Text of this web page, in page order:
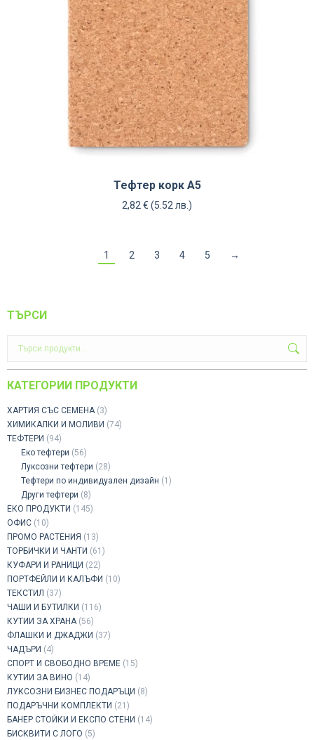
Тефтер корк А5
2,82 € (5.52 лв.)
1 2 3 4 5 →
ТЪРСИ
КАТЕГОРИИ ПРОДУКТИ
ХАРТИЯ СЪС СЕМЕНА (3)
ХИМИКАЛКИ И МОЛИВИ (74)
ТЕФТЕРИ (94)
Еко тефтери (56)
Луксозни тефтери (28)
Тефтери по индивидуален дизайн (1)
Други тефтери (8)
ЕКО ПРОДУКТИ (145)
ОФИС (10)
ПРОМО РАСТЕНИЯ (13)
ТОРБИЧКИ И ЧАНТИ (61)
КУФАРИ И РАНИЦИ (22)
ПОРТФЕЙЛИ И КАЛЪФИ (10)
ТЕКСТИЛ (37)
ЧАШИ И БУТИЛКИ (116)
КУТИИ ЗА ХРАНА (56)
ФЛАШКИ И ДЖАДЖИ (37)
ЧАДЪРИ (4)
СПОРТ И СВОБОДНО ВРЕМЕ (15)
КУТИИ ЗА ВИНО (14)
ЛУКСОЗНИ БИЗНЕС ПОДАРЪЦИ (8)
ПОДАРЪЧНИ КОМПЛЕКТИ (21)
БАНЕР СТОЙКИ И ЕКСПО СТЕНИ (14)
БИСКВИТИ С ЛОГО (5)